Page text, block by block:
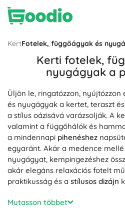
KertFotelek, függőágyak és
Kerti fotelek,
nyugágyak a
Üljön le, ringatózzon,
és nyugágyak a kertet, teraszt
a stílus oázisává varázsolják. A
valamint a függőhálók és
a mindennapi pihenéshez
egyaránt. Akár a medence
nyugágyat, kempingezéshez
akár elegáns relaxációs fotelt
praktikusság és a stílusos dizájn
Az anyagokat és a szerkezeteket
érdekében választottuk:
Mutasson többet